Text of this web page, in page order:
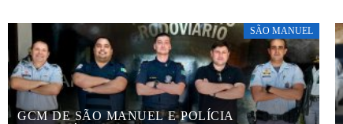
SÃO MANUEL
GCM DE SÃO MANUEL E POLÍCIA